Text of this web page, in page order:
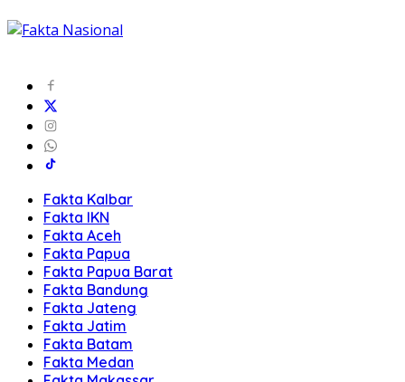
Fakta Kalbar
Fakta IKN
Fakta Aceh
Fakta Papua
Fakta Papua Barat
Fakta Bandung
Fakta Jateng
Fakta Jatim
Fakta Batam
Fakta Medan